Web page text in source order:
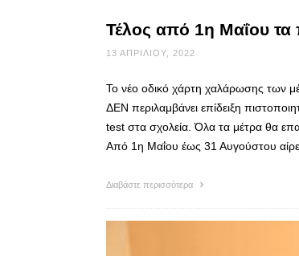
Τέλος από 1η Μαΐου τα
13 ΑΠΡΙΛΊΟΥ, 2022
Το νέο οδικό χάρτη χαλάρωσης των
ΔΕΝ περιλαμβάνει επίδειξη
test στα σχολεία. Όλα τα μέτρα θα
Από 1η Μαΐου έως 31 Αυγούστου
Διαβάστε περισσότερα